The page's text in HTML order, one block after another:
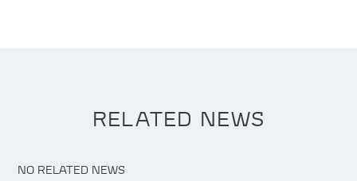
RELATED NEWS
NO RELATED NEWS